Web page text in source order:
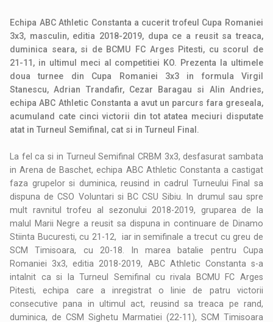
Echipa ABC Athletic Constanta a cucerit trofeul Cupa Romaniei
3x3, masculin, editia 2018-2019, dupa ce a reusit sa treaca,
duminica seara, si de BCMU FC Arges Pitesti, cu scorul de
21-11, in ultimul meci al competitiei KO. Prezenta la ultimele
doua turnee din Cupa Romaniei 3x3 in formula Virgil
Stanescu, Adrian Trandafir, Cezar Baragau si Alin Andries,
echipa ABC Athletic Constanta a avut un parcurs fara greseala,
acumuland cate cinci victorii din tot atatea meciuri disputate
atat in Turneul Semifinal, cat si in Turneul Final.
La fel ca si in Turneul Semifinal CRBM 3x3, desfasurat sambata
in Arena de Baschet, echipa ABC Athletic Constanta a castigat
faza grupelor si duminica, reusind in cadrul Turneului Final sa
dispuna de CSO Voluntari si BC CSU Sibiu. In drumul sau spre
mult ravnitul trofeu al sezonului 2018-2019, gruparea de la
malul Marii Negre a reusit sa dispuna in continuare de Dinamo
Stiinta Bucuresti, cu 21-12, iar in semifinale a trecut cu greu de
SCM Timisoara, cu 20-18. In marea batalie pentru Cupa
Romaniei 3x3, editia 2018-2019, ABC Athletic Constanta s-a
intalnit ca si la Turneul Semifinal cu rivala BCMU FC Arges
Pitesti, echipa care a inregistrat o linie de patru victorii
consecutive pana in ultimul act, reusind sa treaca pe rand,
duminica, de CSM Sighetu Marmatiei (22-11), SCM Timisoara